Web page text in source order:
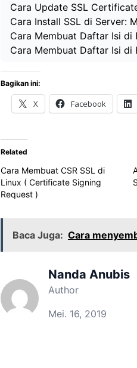
Cara Update SSL
Cara Install SSL di Server:
Cara Membuat Daftar Isi di
Cara Membuat Daftar Isi
Bagikan ini:
X Facebook
Related
Cara Membuat CSR SSL di
Linux ( Certificate Signing
Request )
Baca Juga: Cara
Nanda Anubis
Author
Mei. 16, 2019